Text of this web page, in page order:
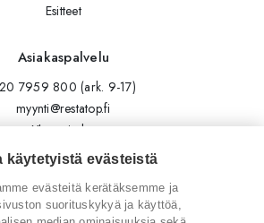
Esitteet
Asiakaspalvelu
7959 800 (ark. 9-17)
myynti@restatop.fi
Yhteystiedot
Lähetä viesti
Seuraa meitä
käytetyistä evästeistä
evästeitä kerätäksemme ja
suorituskykyä ja käyttöä,